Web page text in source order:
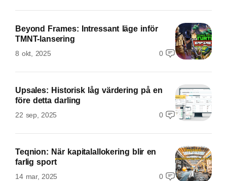
Beyond Frames: Intressant läge inför
TMNT-lansering
8 okt, 2025 0
Upsales: Historisk låg värdering på en
före detta darling
22 sep, 2025 0
Teqnion: När kapitalallokering blir en
farlig sport
14 mar, 2025 0